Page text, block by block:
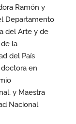
Ramón y
Departamento
del Arte y de
la
del País
doctora en
y Maestra
Nacional